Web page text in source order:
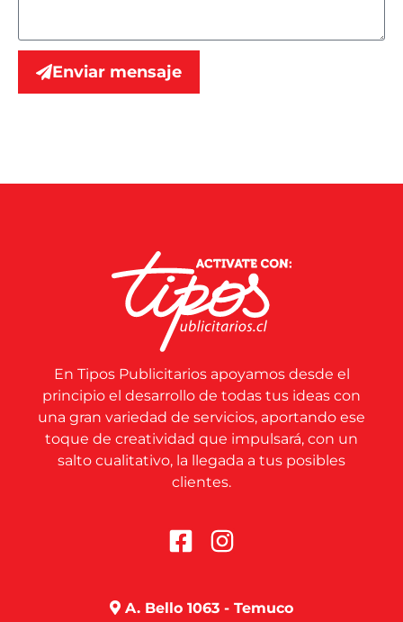
Enviar mensaje
En Tipos Publicitarios apoyamos desde el
principio el desarrollo de todas tus ideas con
una gran variedad de servicios, aportando ese
toque de creatividad que impulsará, con un
salto cualitativo, la llegada a tus posibles
clientes.
A. Bello 1063 - Temuco